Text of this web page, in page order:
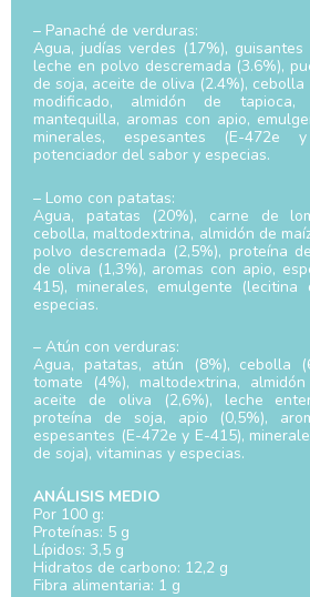
– Panaché de verduras:
Agua, judías verdes (17%), guisantes
leche en polvo descremada (3.6%),
de soja, aceite de oliva (2.4%), cebolla
modificado, almidón de
mantequilla, aromas con apio,
minerales, espesantes (E-472e
potenciador del sabor y especias.
– Lomo con patatas:
Agua, patatas (20%), carne de
cebolla, maltodextrina, almidón de
polvo descremada (2,5%), proteína
de oliva (1,3%), aromas con apio,
415), minerales, emulgente (lecitina
especias.
– Atún con verduras:
Agua, patatas, atún (8%), cebolla
tomate (4%), maltodextrina,
aceite de oliva (2,6%), leche
proteína de soja, apio (0,5%),
espesantes (E-472e y E-415),
de soja), vitaminas y especias.
ANÁLISIS MEDIO
Por 100 g:
Proteínas: 5 g
Lípidos: 3,5 g
Hidratos de carbono: 12,2 g
Fibra alimentaria: 1 g